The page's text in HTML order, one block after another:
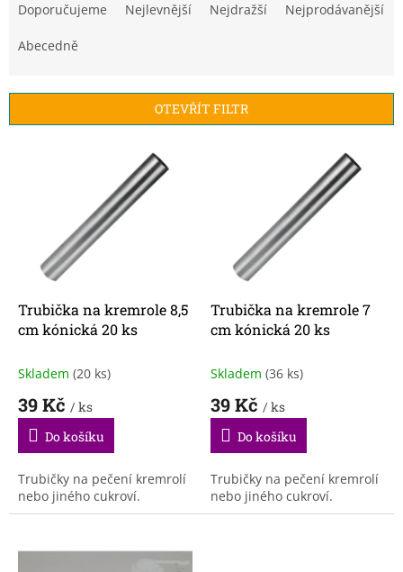
í
r
Doporučujeme Nejlevnější Nejdražší Nejprodávanější
Abecedně
OTEVŘÍT FILTR
d
u
Trubička na kremrole 8,5
cm kónická 20 ks
Skladem (20 ks)
39 Kč / ks
Do košíku
Trubičky na pečení kremrolí
nebo jiného cukroví.
Trubička na kremrole 7
cm kónická 20 ks
Skladem (36 ks)
39 Kč / ks
Do košíku
Trubičky na pečení kremrolí
nebo jiného cukroví.